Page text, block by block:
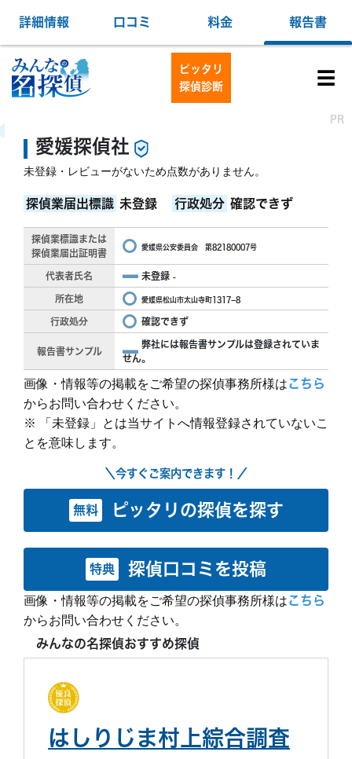
詳細情報 口コミ 料金 報告書
ピッタリ
探偵診断
☰
愛媛探偵社
未登録・レビューがないため点数がありません。
探偵業届出標識 未登録 行政処分 確認できず
探偵業標識または
探偵業届出証明書
愛媛県公安委員会 第82180007号
代表者氏名 未登録 -
所在地 愛媛県松山市太山寺町1317−8
行政処分 確認できず
報告書サンプル
弊社には報告書サンプルは登録されていま
せん。
画像・情報等の掲載をご希望の探偵事務所様はこちら
からお問い合わせください。
※ 「未登録」とは当サイトへ情報登録されていないこ
とを意味します。
＼今すぐご案内できます！／
無料 ピッタリの探偵を探す
特典 探偵口コミを投稿
画像・情報等の掲載をご希望の探偵事務所様はこちら
からお問い合わせください。
みんなの名探偵おすすめ探偵
PR
はしりじま村上綜合調査
PR